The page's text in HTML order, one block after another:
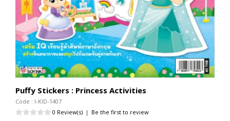
Puffy Stickers : Princess Activities
Code : I-KID-1407
0 Review(s) | Be the first to review